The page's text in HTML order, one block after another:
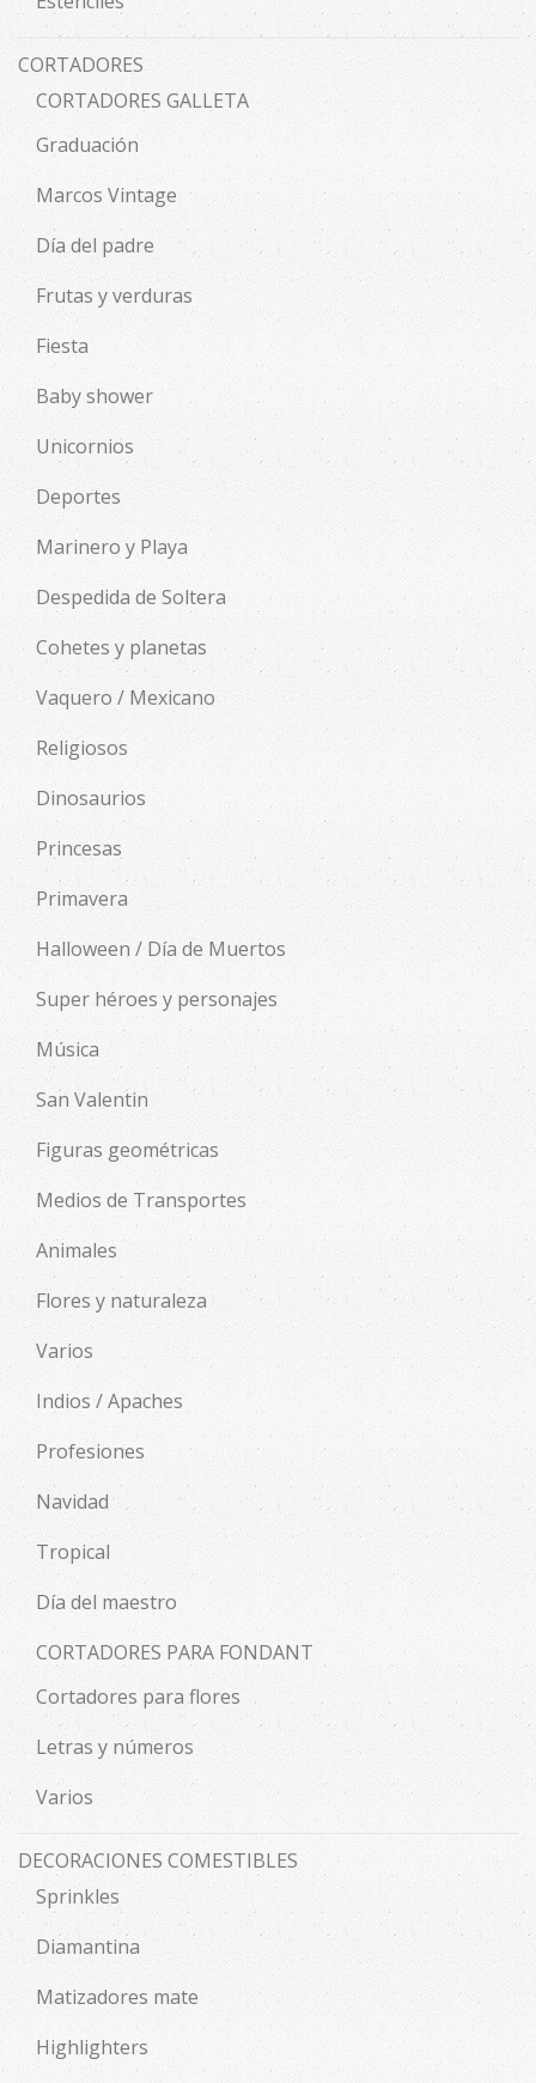
CORTADORES
CORTADORES GALLETA
Graduación
Marcos Vintage
Día del padre
Frutas y verduras
Fiesta
Baby shower
Unicornios
Deportes
Marinero y Playa
Despedida de Soltera
Cohetes y planetas
Vaquero / Mexicano
Religiosos
Dinosaurios
Princesas
Primavera
Halloween / Día de Muertos
Super héroes y personajes
Música
San Valentin
Figuras geométricas
Medios de Transportes
Animales
Flores y naturaleza
Varios
Indios / Apaches
Profesiones
Navidad
Tropical
Día del maestro
CORTADORES PARA FONDANT
Cortadores para flores
Letras y números
Varios
DECORACIONES COMESTIBLES
Sprinkles
Diamantina
Matizadores mate
Highlighters